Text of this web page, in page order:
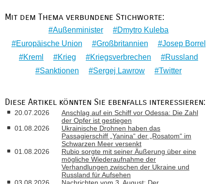
Mit dem Thema verbundene Stichworte:
Außenminister
Dmytro Kuleba
Europäische Union
Großbritannien
Josep Borrel
Kreml
Krieg Kriegsverbrechen
Russland
Sanktionen
Sergej Lawrow Twitter
Diese Artikel könnten Sie ebenfalls interessieren:
20.07.2026
Anschlag auf ein Schiff vor Odessa: Die Zahl
der Opfer ist gestiegen
01.08.2026
Ukrainische Drohnen haben das
Passagierschiff „Yanina“ der „Rosatom“ im
Schwarzen Meer versenkt
01.08.2026
Rubio sorgte mit seiner Äußerung über eine
mögliche Wiederaufnahme der
Verhandlungen zwischen der Ukraine und
Russland für Aufsehen
03.08.2026
Nachrichten vom 3. August: Der